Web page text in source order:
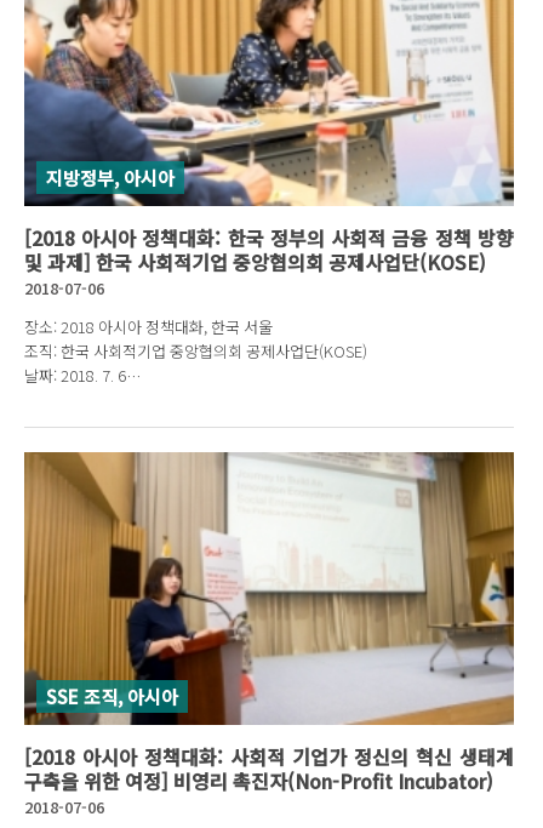
지방정부, 아시아
[2018 아시아 정책대화: 한국 정부의 사회적 금융 정책 방향
및 과제] 한국 사회적기업 중앙협의회 공제사업단(KOSE)
2018-07-06
장소: 2018 아시아 정책대화, 한국 서울
조직: 한국 사회적기업 중앙협의회 공제사업단(KOSE)
날짜: 2018. 7. 6
SSE 조직, 아시아
[2018 아시아 정책대화: 사회적 기업가 정신의 혁신 생태계
구축을 위한 여정] 비영리 촉진자(Non-Profit Incubator)
2018-07-06